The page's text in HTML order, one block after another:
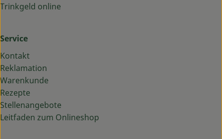
Trinkgeld online
Service
Kontakt
Reklamation
Warenkunde
Rezepte
Stellenangebote
Leitfaden zum Onlineshop